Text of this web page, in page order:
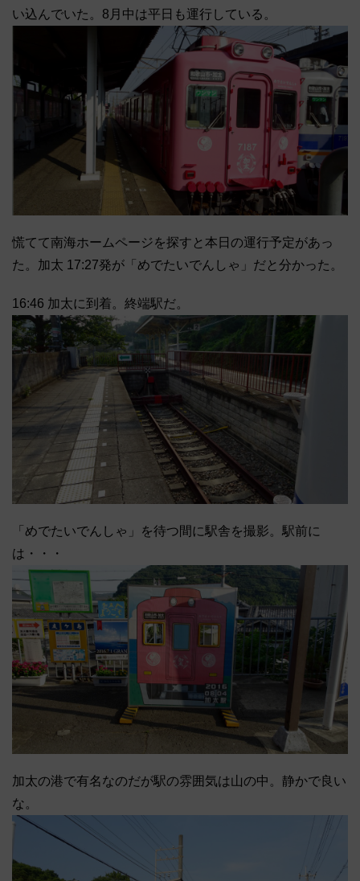
い込んでいた。8月中は平日も運行している。
慌てて南海ホームページを探すと本日の運行予定があっ
た。加太 17:27発が「めでたいでんしゃ」だと分かった。
16:46 加太に到着。終端駅だ。
「めでたいでんしゃ」を待つ間に駅舎を撮影。駅前に
は・・・
加太の港で有名なのだが駅の雰囲気は山の中。静かで良い
な。